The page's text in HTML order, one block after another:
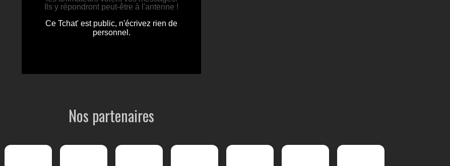
Nos partenaires